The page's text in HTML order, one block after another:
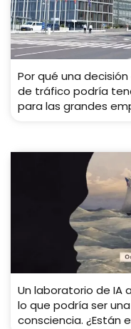
Por qué una
de tráfico podría
para las grandes
Un laboratorio de IA
lo que podría ser
consciencia. ¿Están